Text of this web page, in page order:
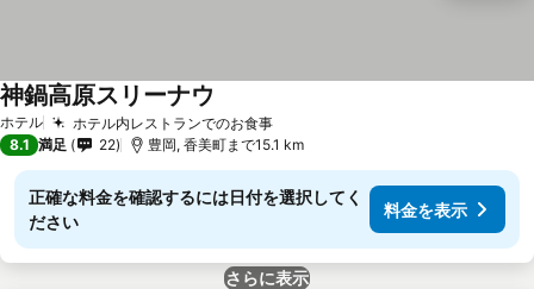
ホテル ホテル内レストランでのお食事
神鍋高原スリーナウ
8.1 満足 22 豊岡, 香美町まで15.1 km
正確な料金を確認するには日付を選択してく
ださい
料金を表示
さらに表示